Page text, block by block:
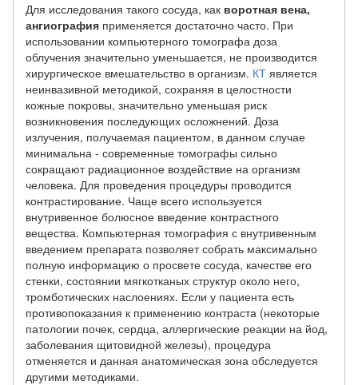
Для исследования такого сосуда, как воротная вена,
ангиография применяется достаточно часто. При
использовании компьютерного томографа доза
облучения значительно уменьшается, не производится
хирургическое вмешательство в организм. КТ является
неинвазивной методикой, сохраняя в целостности
кожные покровы, значительно уменьшая риск
возникновения последующих осложнений. Доза
излучения, получаемая пациентом, в данном случае
минимальна - современные томографы сильно
сокращают радиационное воздействие на организм
человека. Для проведения процедуры проводится
контрастирование. Чаще всего используется
внутривенное болюсное введение контрастного
вещества. Компьютерная томография с внутривенным
введением препарата позволяет собрать максимально
полную информацию о просвете сосуда, качестве его
стенки, состоянии мягкотканых структур около него,
тромботических наслоениях. Если у пациента есть
противопоказания к применению контраста (некоторые
патологии почек, сердца, аллергические реакции на йод,
заболевания щитовидной железы), процедура
отменяется и данная анатомическая зона обследуется
другими методиками.